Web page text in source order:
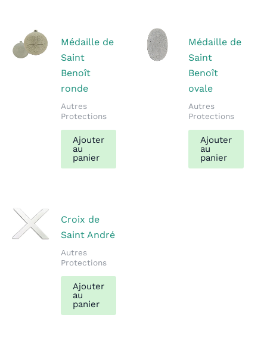
Médaille de
Saint
Benoît
ronde
Autres
Protections
Ajouter
au
panier
Médaille de
Saint
Benoît
ovale
Autres
Protections
Ajouter
au
panier
Croix de
Saint André
Autres
Protections
Ajouter
au
panier